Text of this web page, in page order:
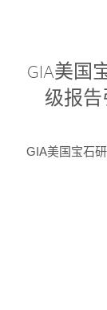
GIA美国
级报告
GIA美国宝石